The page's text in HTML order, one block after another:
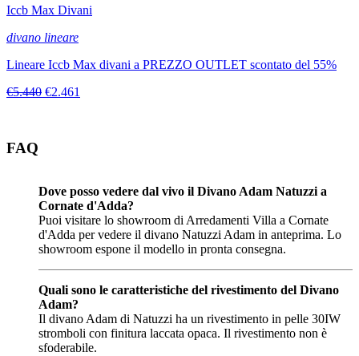
Iccb Max Divani
divano lineare
Lineare Iccb Max divani a PREZZO OUTLET scontato del 55%
€5.440 €2.461
FAQ
Dove posso vedere dal vivo il Divano Adam Natuzzi a
Cornate d'Adda?
Puoi visitare lo showroom di Arredamenti Villa a Cornate
d'Adda per vedere il divano Natuzzi Adam in anteprima. Lo
showroom espone il modello in pronta consegna.
Quali sono le caratteristiche del rivestimento del Divano
Adam?
Il divano Adam di Natuzzi ha un rivestimento in pelle 30IW
stromboli con finitura laccata opaca. Il rivestimento non è
sfoderabile.